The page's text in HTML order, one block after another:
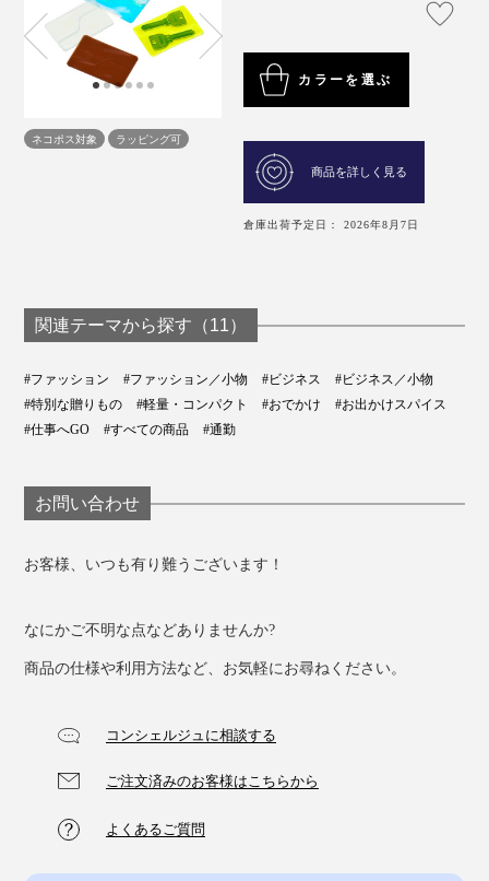
ネコポス対象 ラッピング可
カラーを選ぶ
商品を詳しく見る
倉庫出荷予定日： 2026年8月7日
関連テーマから探す（11）
#ファッション #ファッション／小物 #ビジネス
#ビジネス／小物
#特別な贈りもの
#軽量・コンパクト #おでかけ
#お出かけスパイス
#仕事へGO
#すべての商品 #通勤
お問い合わせ
お客様、いつも有り難うございます！
なにかご不明な点などありませんか?
商品の仕様や利用方法など、お気軽にお尋ねください。
コンシェルジュに相談する
ご注文済みのお客様はこちらから
よくあるご質問